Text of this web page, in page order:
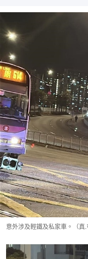
意外涉及輕鐵及私家車。（真